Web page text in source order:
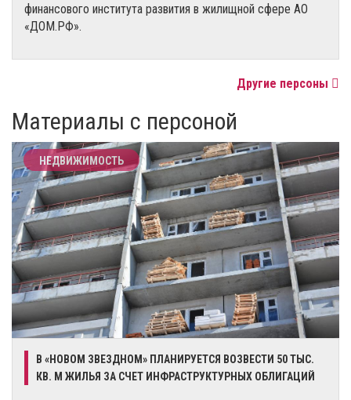
финансового института развития в жилищной сфере АО
«ДОМ.РФ».
Другие персоны
Материалы с персоной
НЕДВИЖИМОСТЬ
​В «НОВОМ ЗВЕЗДНОМ» ПЛАНИРУЕТСЯ ВОЗВЕСТИ 50 ТЫС.
КВ. М ЖИЛЬЯ ЗА СЧЕТ ИНФРАСТРУКТУРНЫХ ОБЛИГАЦИЙ